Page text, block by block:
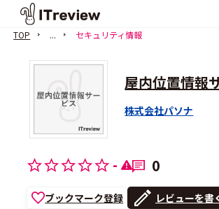
TOP ... セキュリティ情報
屋内位置情報
株式会社パソナ
- 0
ブックマーク登録 レビューを書